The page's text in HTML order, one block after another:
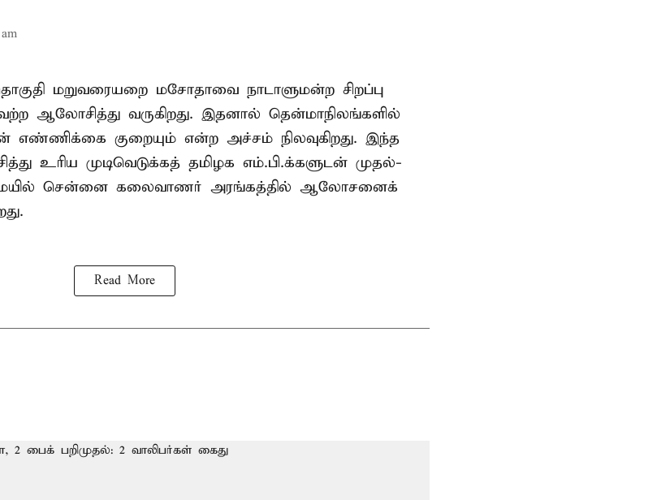
மறுவரையறை மசோதாவை நாடாளுமன்ற சிறப்பு
ஆலோசித்து வருகிறது. இதனால் தென்மாநிலங்களில்
எண்ணிக்கை குறையும் என்ற அச்சம் நிலவுகிறது. இந்த
உரிய முடிவெடுக்கத் தமிழக எம்.பி.க்களுடன் முதல்-
சென்னை கலைவாணர் அரங்கத்தில் ஆலோசனைக்
Read More